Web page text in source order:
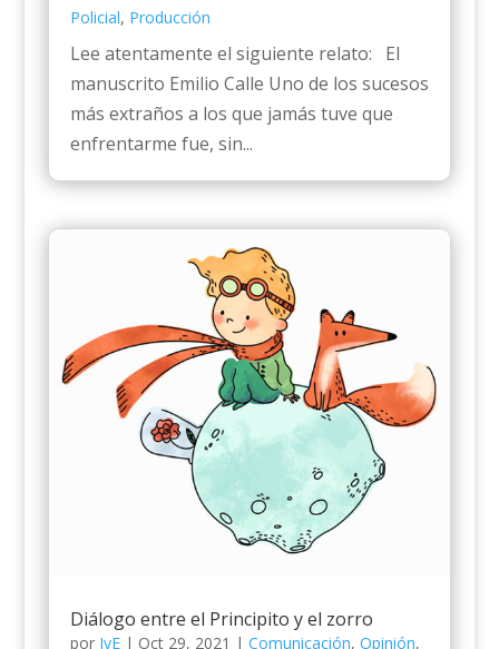
Policial, Producción
Lee atentamente el siguiente relato: El
manuscrito Emilio Calle Uno de los sucesos
más extraños a los que jamás tuve que
enfrentarme fue, sin...
Diálogo entre el Principito y el zorro
por JyE| Oct 29, 2021 | Comunicación, Opinión,